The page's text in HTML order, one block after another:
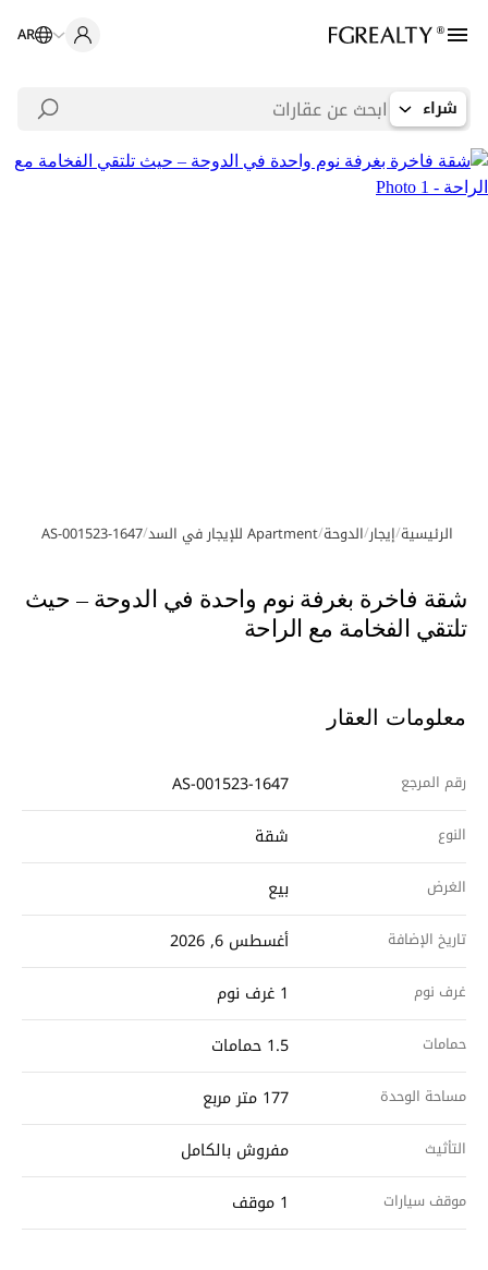
AR
شراء
معرض الصور
الرئيسية/إيجار/الدوحة/Apartment للإيجار في السد /
AS-001523-1647
شقة فاخرة بغرفة نوم واحدة في الدوحة – حيث
تلتقي الفخامة مع الراحة
معلومات العقار
رقم المرجع AS-001523-1647
النوع شقة
الغرض بيع
تاريخ الإضافة أغسطس 6, 2026
غرف نوم 1 غرف نوم
حمامات 1.5 حمامات
مساحة الوحدة 177 متر مربع
التأثيث مفروش بالكامل
موقف سيارات 1 موقف